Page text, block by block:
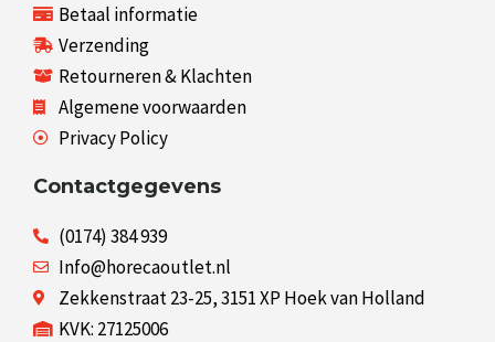
Betaal informatie
Verzending
Retourneren & Klachten
Algemene voorwaarden
Privacy Policy
Contactgegevens
(0174) 384 939
Info@horecaoutlet.nl
Zekkenstraat 23-25, 3151 XP Hoek van Holland
KVK: 27125006